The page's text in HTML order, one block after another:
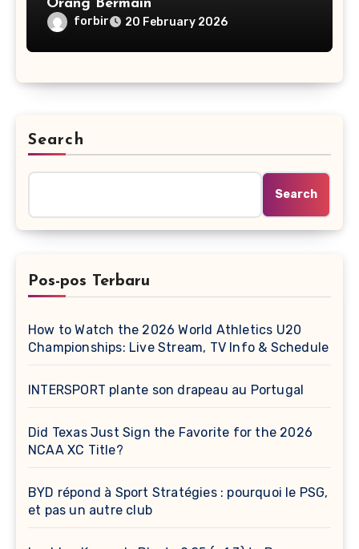
Orang Bermain
forbir 20 February 2026
Search
Search
Pos-pos Terbaru
How to Watch the 2026 World Athletics U20
Championships: Live Stream, TV Info & Schedule
INTERSPORT plante son drapeau au Portugal
Did Texas Just Sign the Favorite for the 2026
NCAA XC Title?
BYD répond à Sport Stratégies : pourquoi le PSG,
et pas un autre club